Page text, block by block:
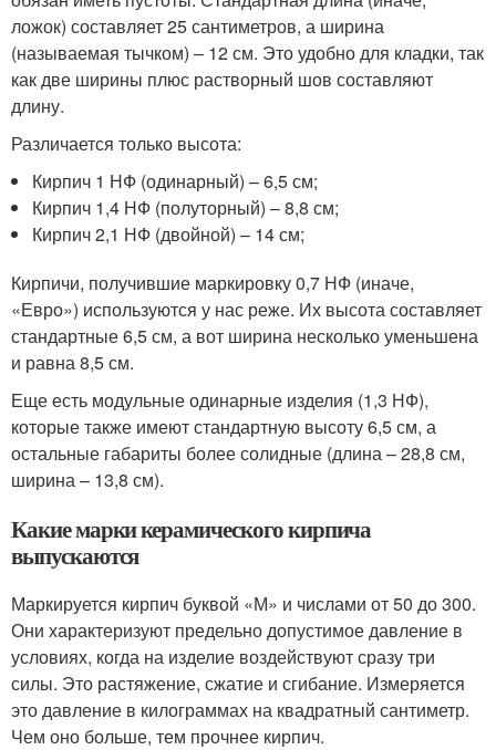
ложок) составляет 25 сантиметров, а ширина
(называемая тычком) – 12 см. Это удобно для кладки, так
как две ширины плюс растворный шов составляют
длину.
Различается только высота:
Кирпич 1 НФ (одинарный) – 6,5 см;
Кирпич 1,4 НФ (полуторный) – 8,8 см;
Кирпич 2,1 НФ (двойной) – 14 см;
Кирпичи, получившие маркировку 0,7 НФ (иначе,
«Евро») используются у нас реже. Их высота составляет
стандартные 6,5 см, а вот ширина несколько уменьшена
и равна 8,5 см.
Еще есть модульные одинарные изделия (1,3 НФ),
которые также имеют стандартную высоту 6,5 см, а
остальные габариты более солидные (длина – 28,8 см,
ширина – 13,8 см).
Какие марки керамического кирпича
выпускаются
Маркируется кирпич буквой «М» и числами от 50 до 300.
Они характеризуют предельно допустимое давление в
условиях, когда на изделие воздействуют сразу три
силы. Это растяжение, сжатие и сгибание. Измеряется
это давление в килограммах на квадратный сантиметр.
Чем оно больше, тем прочнее кирпич.